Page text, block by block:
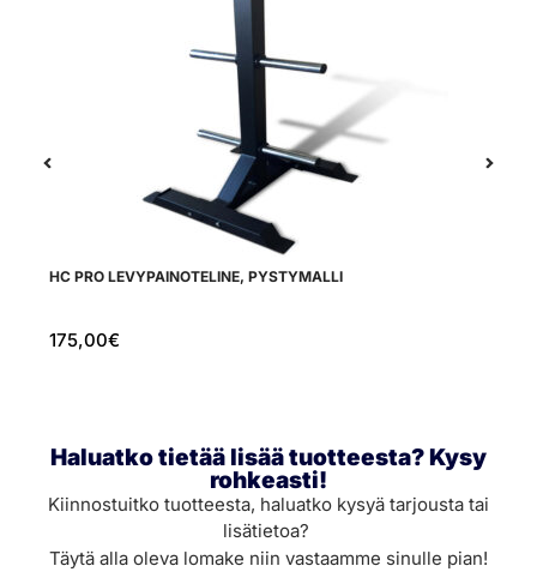
HC PRO LEVYPAINOTELINE, PYSTYMALLI
175,00€
Haluatko tietää lisää tuotteesta? Kysy
rohkeasti!
Kiinnostuitko tuotteesta, haluatko kysyä tarjousta tai
lisätietoa?
Täytä alla oleva lomake niin vastaamme sinulle pian!